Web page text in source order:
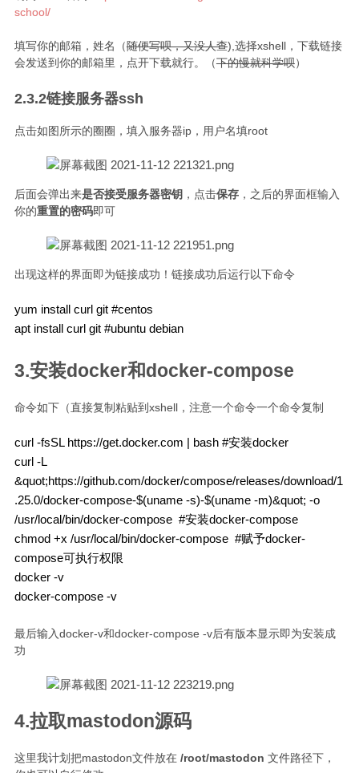
school/
填写你的邮箱，姓名（随便写呗，又没人查),选择xshell，下载链接
会发送到你的邮箱里，点开下载就行。（下的慢就科学呗）
2.3.2链接服务器ssh
点击如图所示的圈圈，填入服务器ip，用户名填root
后面会弹出来是否接受服务器密钥 ，点击保存，之后的界面框输入
你的重置的密码即可
出现这样的界面即为链接成功！链接成功后运行以下命令
yum install curl git #centos
apt install curl git #ubuntu debian
3.安装docker和docker-compose
命令如下（直接复制粘贴到xshell，注意一个命令一个命令复制
curl -fsSL https://get.docker.com | bash #安装docker
curl -L
&quot;https://github.com/docker/compose/releases/download/1
.25.0/docker-compose-$(uname -s)-$(uname -m)&quot; -o
/usr/local/bin/docker-compose  #安装docker-compose
chmod +x /usr/local/bin/docker-compose  #赋予docker-
compose可执行权限
docker -v
docker-compose -v
最后输入docker-v和docker-compose -v后有版本显示即为安装成
功
4.拉取mastodon源码
这里我计划把mastodon文件放在 /root/mastodon 文件路径下，